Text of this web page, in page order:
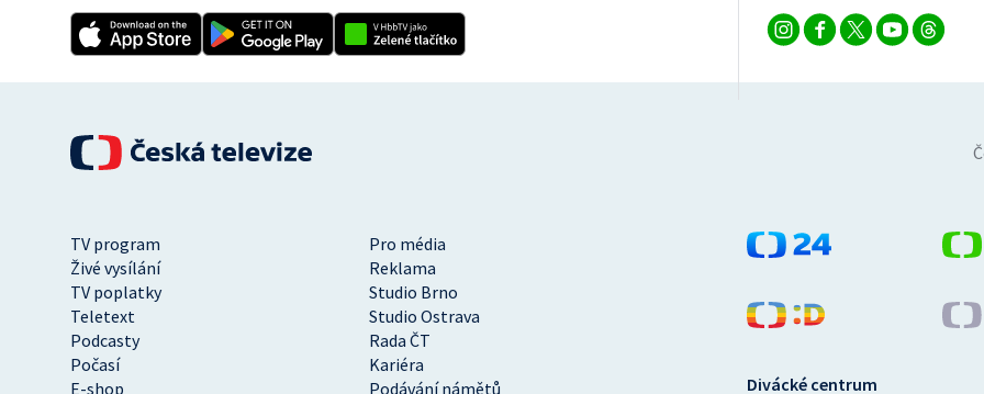
TV program
Pro média
Živé vysílání
Reklama
TV poplatky
Studio Brno
Teletext
Studio Ostrava
Podcasty
Rada ČT
Počasí
Kariéra
E-shop
Podávání námětů Divácké centrum